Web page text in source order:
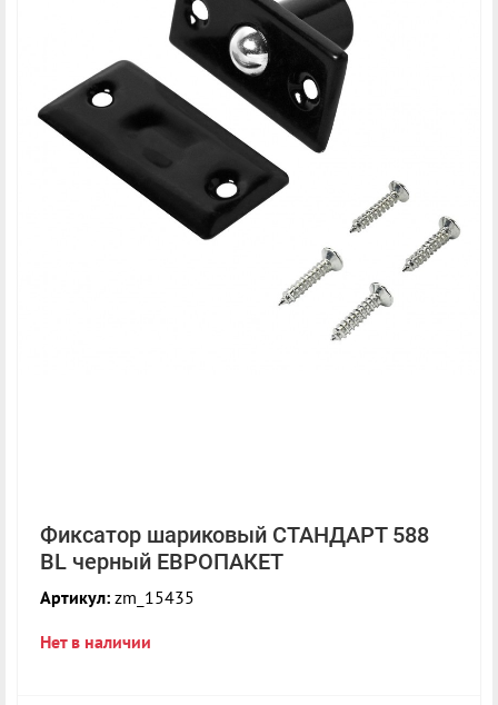
Фиксатор шариковый СТАНДАРТ 588
BL черный ЕВРОПАКЕТ
Артикул: zm_15435
Нет в наличии